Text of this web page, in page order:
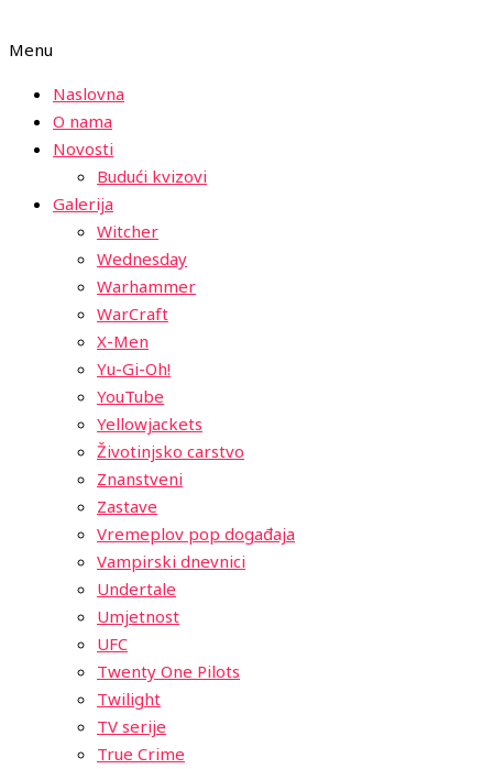
Menu
Naslovna
O nama
Novosti
Budući kvizovi
Galerija
Witcher
Wednesday
Warhammer
WarCraft
X-Men
Yu-Gi-Oh!
YouTube
Yellowjackets
Životinjsko carstvo
Znanstveni
Zastave
Vremeplov pop događaja
Vampirski dnevnici
Undertale
Umjetnost
UFC
Twenty One Pilots
Twilight
TV serije
True Crime